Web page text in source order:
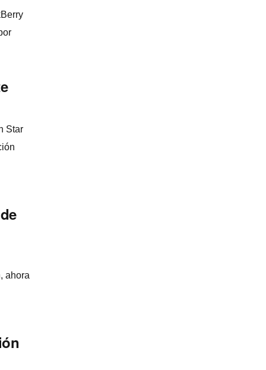
Star
ahora